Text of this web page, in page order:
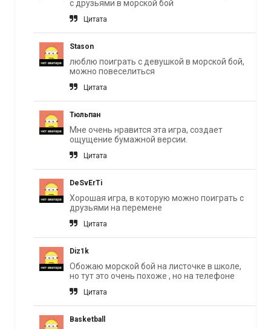
с друзьями в морской бой
Цитата
Stason
люблю поиграть с девушкой в морской бой,
можно повеселиться
Цитата
Тюльпан
Мне очень нравится эта игра, создает
ощущение бумажной версии.
Цитата
DeSvErTi
Хорошая игра, в которую можно поиграть с
друзьями на перемене
Цитата
Diz1k
Обожаю морской бой на листочке в школе,
но тут это очень похоже , но на телефоне
Цитата
Basketball